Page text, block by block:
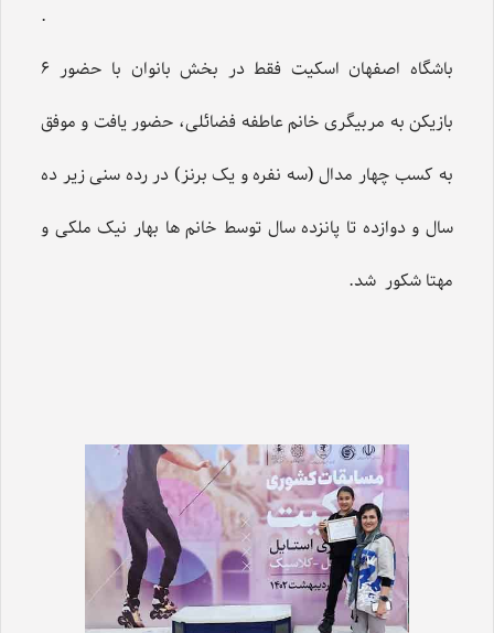
.
باشگاه اصفهان اسکیت فقط در بخش بانوان با حضور ۶
بازیکن به مربیگری خانم عاطفه فضائلی، حضور یافت و موفق
به کسب چهار مدال (سه نفره و یک برنز) در رده سنی زیر ده
سال و دوازده تا پانزده سال توسط خانم ها بهار نیک ملکی و
مهتا شکور شد.